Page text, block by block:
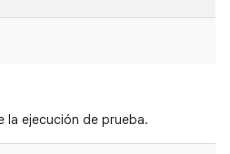
la ejecución de prueba.